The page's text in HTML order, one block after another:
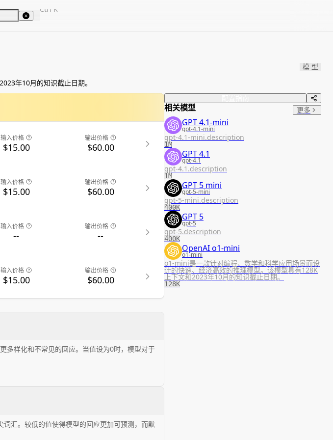
Ctrl K
模 型
年10月的知识截止日期。
输入价格
$15.00
输出价格
$60.00
输入价格
$15.00
输出价格
$60.00
输入价格
--
输出价格
--
输入价格
$15.00
输出价格
$60.00
多样化和不常见的回应。当值设为0时，模型对于
汇。较低的值使得模型的回应更加可预测，而默
相关模型 更多
GPT 4.1-mini
gpt-4.1-mini
gpt-4.1-mini.description
1M
GPT 4.1
gpt-4.1
gpt-4.1.description
1M
GPT 5 mini
gpt-5-mini
gpt-5-mini.description
400K
GPT 5
gpt-5
gpt-5.description
400K
OpenAI o1-mini
o1-mini
o1-mini是一款针对编程、数学和科学应用场景而设
计的快速、经济高效的推理模型。该模型具有128K
上下文和2023年10月的知识截止日期。
128K